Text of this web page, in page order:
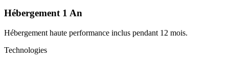
Hébergement 1 An
Hébergement haute performance inclus pendant 12 mois.
Technologies